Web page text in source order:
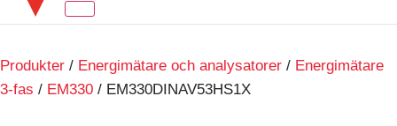
Produkter / Energimätare och analysatorer / Energimätare
3-fas / EM330 / EM330DINAV53HS1X